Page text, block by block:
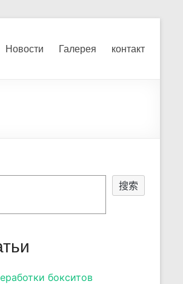
печного
Новости Галерея контакт
搜索
бокситов